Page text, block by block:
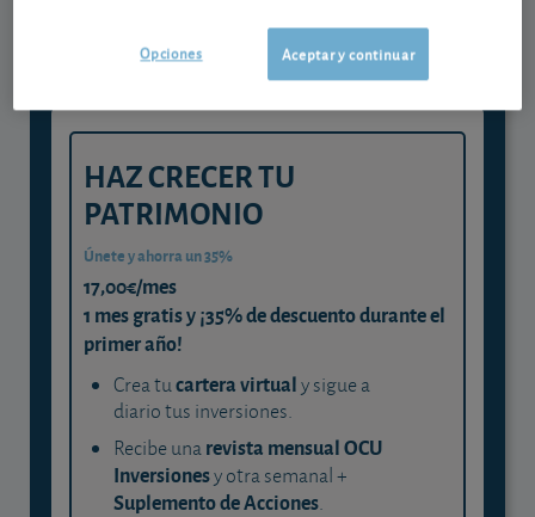
para ti
HAZ CRECER TU
PATRIMONIO
Únete y ahorra un 35%
17,00€/mes
1 mes gratis y ¡35% de descuento durante el
primer año!
Crea tucartera virtualy sigue a
diario tus inversiones.
Recibe unarevista mensual OCU
Inversionesy otra semanal +
Suplemento de Acciones.
Aceptar y continuar
Opciones